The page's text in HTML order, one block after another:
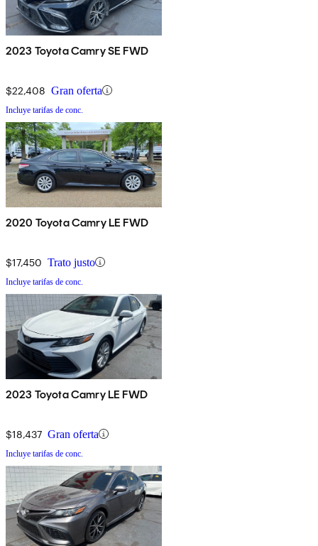
2023 Toyota Camry SE FWD
$22,408 Gran oferta
Incluye tarifas de conc.
2020 Toyota Camry LE FWD
$17,450 Trato justo
Incluye tarifas de conc.
2023 Toyota Camry LE FWD
$18,437 Gran oferta
Incluye tarifas de conc.